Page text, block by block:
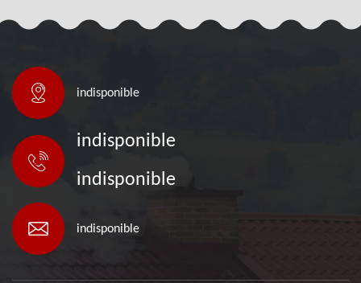
indisponible
indisponible
indisponible
indisponible